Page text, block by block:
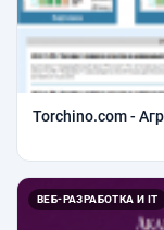
Torchino.com -
ВЕБ-РАЗРАБОТКА И IT